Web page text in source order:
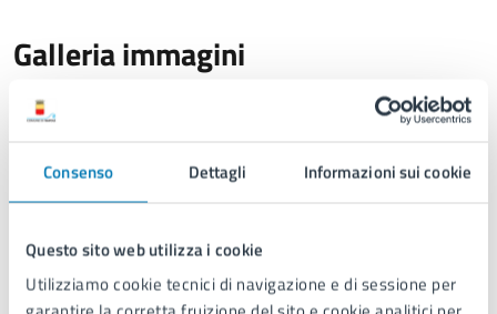
Consenso Dettagli Informazioni sui cookie
Questo sito web utilizza i cookie
Utilizziamo cookie tecnici di navigazione e di sessione per
Galleria immagini